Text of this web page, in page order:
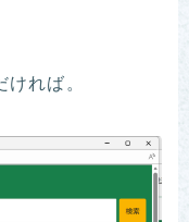
れば。